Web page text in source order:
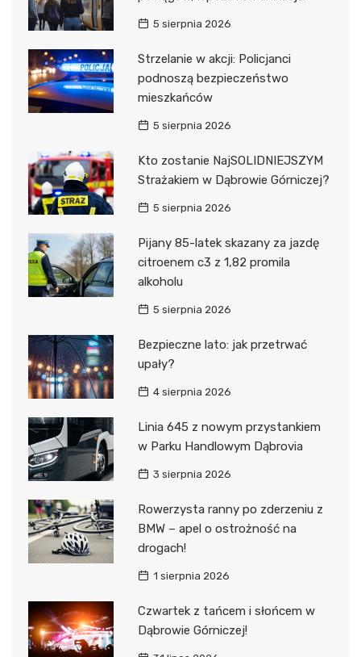
5 sierpnia 2026
Strzelanie w akcji: Policjanci
podnoszą bezpieczeństwo
mieszkańców
5 sierpnia 2026
Kto zostanie NajSOLIDNIEJSZYM
Strażakiem w Dąbrowie Górniczej?
5 sierpnia 2026
Pijany 85-latek skazany za jazdę
citroenem c3 z 1,82 promila
alkoholu
5 sierpnia 2026
Bezpieczne lato: jak przetrwać
upały?
4 sierpnia 2026
Linia 645 z nowym przystankiem
w Parku Handlowym Dąbrovia
3 sierpnia 2026
Rowerzysta ranny po zderzeniu z
BMW – apel o ostrożność na
drogach!
1 sierpnia 2026
Czwartek z tańcem i słońcem w
Dąbrowie Górniczej!